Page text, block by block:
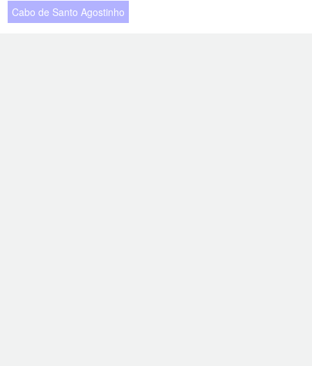
Cabo de Santo Agostinho